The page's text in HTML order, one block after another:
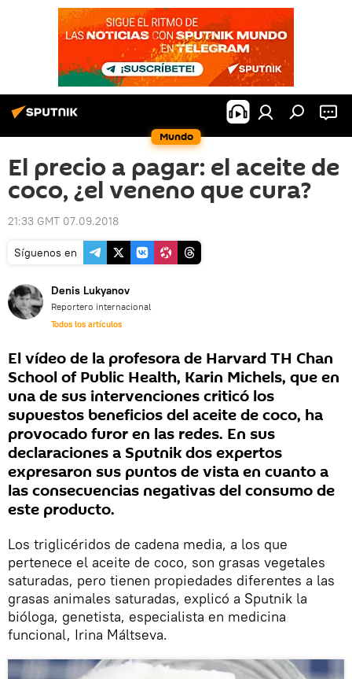
Mundo
El precio a pagar: el aceite de
coco, ¿el veneno que cura?
21:33 GMT 07.09.2018
Síguenos en
Denis Lukyanov
Reportero internacional
Todos los artículos
El vídeo de la profesora de Harvard TH Chan
School of Public Health, Karin Michels, que en
una de sus intervenciones criticó los
supuestos beneficios del aceite de coco, ha
provocado furor en las redes. En sus
declaraciones a Sputnik dos expertos
expresaron sus puntos de vista en cuanto a
las consecuencias negativas del consumo de
este producto.
Los triglicéridos de cadena media, a los que
pertenece el aceite de coco, son grasas vegetales
saturadas, pero tienen propiedades diferentes a las
grasas animales saturadas, explicó a Sputnik la
bióloga, genetista, especialista en medicina
funcional, Irina Máltseva.